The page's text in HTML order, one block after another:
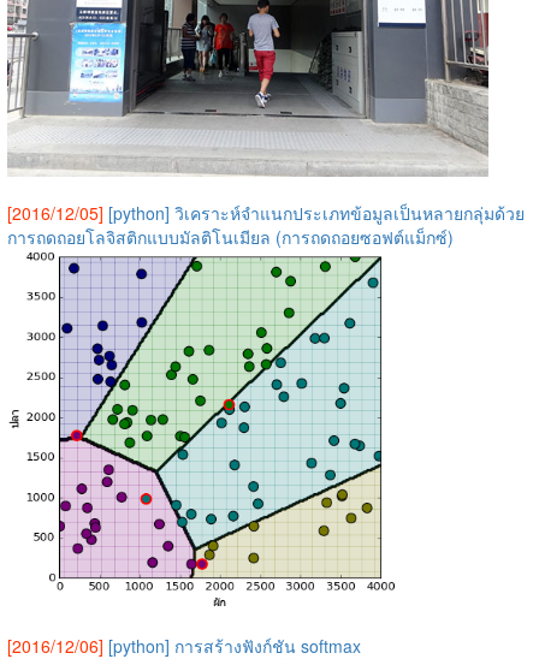
[2016/12/05] [python] วิเคราะห์จำแนกประเภทข้อมูลเป็นหลายกลุ่มด้วย
การถดถอยโลจิสติกแบบมัลติโนเมียล (การถดถอยซอฟต์แม็กซ์)
[2016/12/06] [python] การสร้างฟังก์ชัน softmax